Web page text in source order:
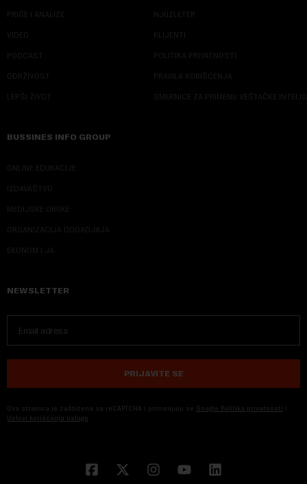
PRIČE I ANALIZE
VIDEO
PODCAST
ODRŽIVOST
LEPŠI ŽIVOT
NJUZLETER
KLIJENTI
POLITIKA PRIVATNOSTI
PRAVILA KORIŠĆENJA
SMERNICE ZA PRIMENU VEŠTAČKE
BUSSINES INFO GROUP
ONLINE EDUKACIJE
IZDAVAŠTVO
MEDIJSKE OBUKE
ORGANIZACIJA DOGADJAJA
EKONOM I JA
NEWSLETTER
PRIJAVITE SE
Ova stranica je zaštićena sa reCAPTCHA i primenjuju se Google Politika privatnosti i
Uslovi korišćenja usluge